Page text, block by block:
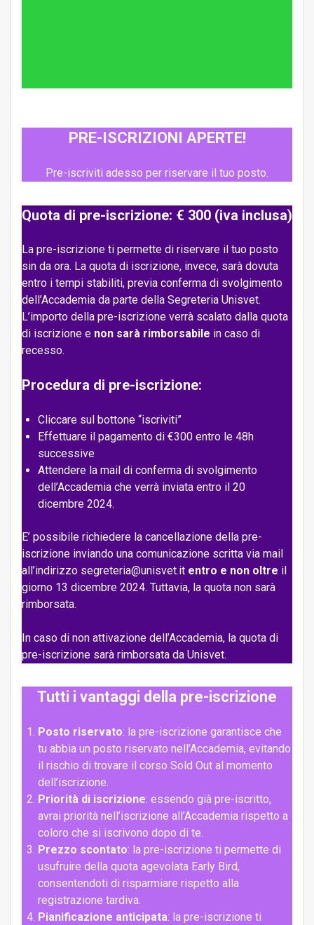
PRE-ISCRIZIONI APERTE!
Pre-iscriviti adesso per riservare il tuo posto.
Quota di pre-iscrizione: € 300 (iva inclusa)
La pre-iscrizione ti permette di riservare il tuo posto
sin da ora. La quota di iscrizione, invece, sarà dovuta
entro i tempi stabiliti, previa conferma di svolgimento
dell’Accademia da parte della Segreteria Unisvet.
L’importo della pre-iscrizione verrà scalato dalla quota
di iscrizione e non sarà rimborsabile in caso di
recesso.
Procedura di pre-iscrizione:
Cliccare sul bottone “iscriviti”
Effettuare il pagamento di €300 entro le 48h
successive
Attendere la mail di conferma di svolgimento
dell’Accademia che verrà inviata entro il 20
dicembre 2024.
E’ possibile richiedere la cancellazione della pre-
iscrizione inviando una comunicazione scritta via mail
all’indirizzo segreteria@unisvet.it entro e non oltre il
giorno 13 dicembre 2024. Tuttavia, la quota non sarà
rimborsata.
In caso di non attivazione dell’Accademia, la quota di
pre-iscrizione sarà rimborsata da Unisvet.
Tutti i vantaggi della pre-iscrizione
Posto riservato: la pre-iscrizione garantisce che
tu abbia un posto riservato nell’Accademia, evitando
il rischio di trovare il corso Sold Out al momento
dell’iscrizione.
Priorità di iscrizione: essendo già pre-iscritto,
avrai priorità nell’iscrizione all’Accademia rispetto a
coloro che si iscrivono dopo di te.
Prezzo scontato: la pre-iscrizione ti permette di
usufruire della quota agevolata Early Bird,
consentendoti di risparmiare rispetto alla
registrazione tardiva.
Pianificazione anticipata: la pre-iscrizione ti